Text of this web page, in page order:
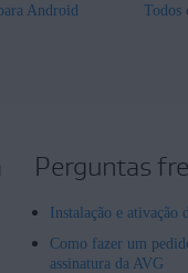
Android Todos
Perguntas
Instalação e ativação
Como fazer um
assinatura da AVG